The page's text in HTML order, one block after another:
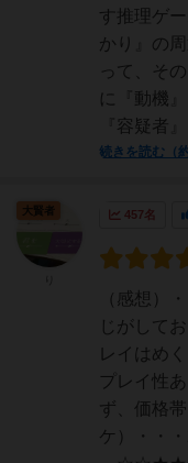
す推理ゲ
かり』の
って、そ
に『動機
『容疑者
続きを読む（
457名
（感想）
じがして
レイはめ
プレイ性
ず、価格
ケ）・・
大賢者